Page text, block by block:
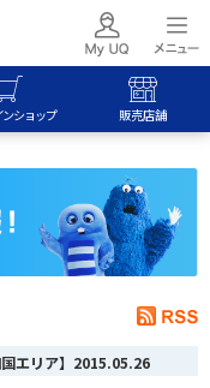
ンショップ 販売店舗
エリア】 2015.05.26